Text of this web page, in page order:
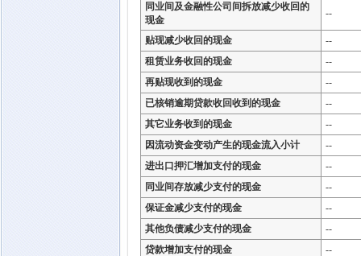
同业间及金融性公司间拆放减少收回的
现金
--
贴现减少收回的现金
--
租赁业务收回的现金
--
再贴现收到的现金
--
已核销逾期贷款收回收到的现金
--
其它业务收到的现金
--
因流动资金变动产生的现金流入小计
--
进出口押汇增加支付的现金
--
同业间存放减少支付的现金
--
保证金减少支付的现金
--
其他负债减少支付的现金
--
贷款增加支付的现金
--